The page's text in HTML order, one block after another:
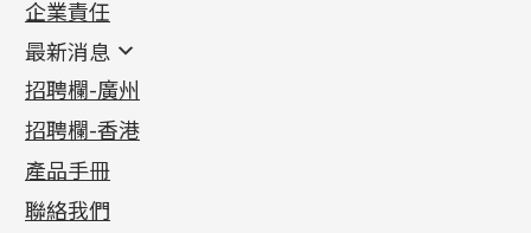
珠仔鏈
镶口链
管狀網鏈
十字車花鏈系列
十字閃O鏈系列
十字錘打鏈系列
側身車花鏈系列
側身鏈系列
首飾配件
耳環類配件
卷迫系列
螺絲迫系列
梅花迫系列
平臺迫系列
綫拍系列
美拍系列
鏈類配件
動感車花吊墜
調節珠系列
生圈扣系列
龍蝦扣系列
鴨俐制系列
其他類配件
珠盤系列
袖口鈕系列
焊片及鐳射綫
空心車花管
珠類配件
無孔光身珠
空心光身珠
無孔批花珠
鑲口類
四爪頭系列
六爪頭系列
車花片
動感車花片
鑲口戒指
鑲口手鏈系列
首飾系列
手镯系列
戒指系列
空心耳環
空心车花管首饰链
空心手鐲系列
貴金屬原料
千足金
記憶金屬系列
記憶戒指
拉簧珠珠手鏈
記憶鈦手鐲
企業責任
最新消息
最新消息
各項證書(2)
相片集(9)
展覽會資訊
招聘欄-廣州
招聘欄-香港
產品手冊
聯絡我們